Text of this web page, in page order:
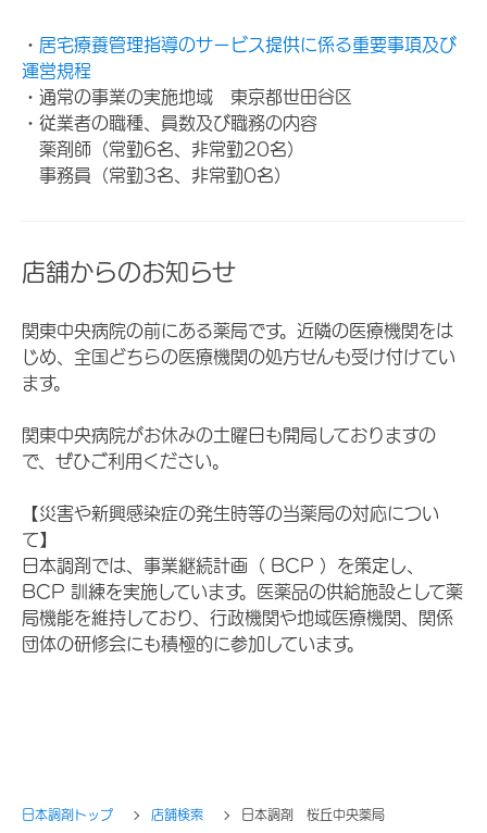
・ 居宅療養管理指導のサービス提供に係る重要事項及び
運営規程
・通常の事業の実施地域 東京都世田谷区
・従業者の職種、員数及び職務の内容
薬剤師（常勤6名、非常勤20名）
事務員（常勤3名、非常勤0名）
店舗からのお知らせ
関東中央病院の前にある薬局です。近隣の医療機関をは
じめ、全国どちらの医療機関の処方せんも受け付けてい
ます。
関東中央病院がお休みの土曜日も開局しておりますの
で、ぜひご利用ください。
【災害や新興感染症の発生時等の当薬局の対応につい
て】
日本調剤では、事業継続計画（ BCP ）を策定し、
BCP 訓練を実施しています。医薬品の供給施設として薬
局機能を維持しており、行政機関や地域医療機関、関係
団体の研修会にも積極的に参加しています。
日本調剤トップ 店舗検索 日本調剤 桜丘中央薬局